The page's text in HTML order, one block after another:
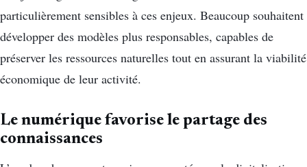
particulièrement sensibles à ces enjeux. Beaucoup souhaitent
développer des modèles plus responsables, capables de
préserver les ressources naturelles tout en assurant la viabilité
économique de leur activité.
Le numérique favorise le partage des
connaissances